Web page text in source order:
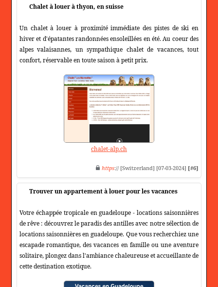
Chalet à louer à thyon, en suisse
Un chalet à louer à proximité immédiate des pistes de ski en
hiver et d'épatantes randonnées ensoleillées en été. Au coeur des
alpes valaisannes, un sympathique chalet de vacances, tout
confort, réservable en toute saison à petit prix.
chalet-alp.ch
https:// [Switzerland] [07-03-2024] [#6]
Trouver un appartement à louer pour les vacances
Votre échappée tropicale en guadeloupe - locations saisonnières
de rêve : découvrez le paradis des antilles avec notre sélection de
locations saisonnières en guadeloupe. Que vous recherchiez une
escapade romantique, des vacances en famille ou une aventure
solitaire, plongez dans l'ambiance chaleureuse et accueillante de
cette destination exotique.